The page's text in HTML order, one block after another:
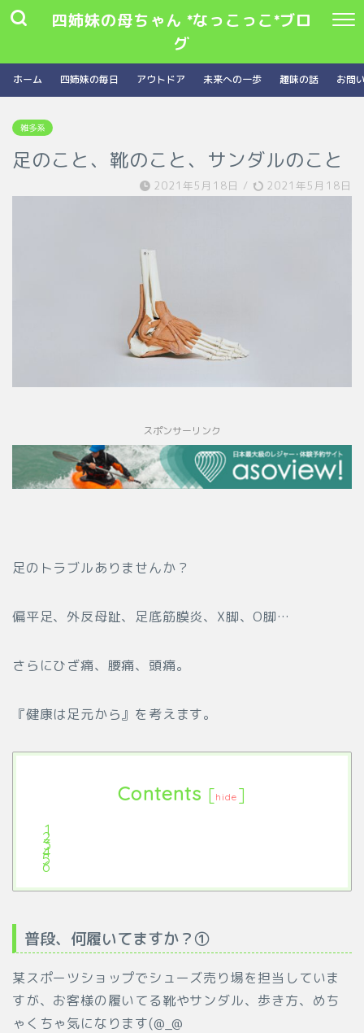
四姉妹の母ちゃん *なっこっこ*ブロ
グ
ホーム 四姉妹の毎日 アウトドア 未来への一歩 趣味の話 お問
雑多系
足のこと、靴のこと、サンダルのこと
2021年5月18日 / 2021年5月18日
スポンサーリンク
足のトラブルありませんか？
偏平足、外反母趾、足底筋膜炎、X脚、O脚…
さらにひざ痛、腰痛、頭痛。
『健康は足元から』を考えます。
Contents [hide ]
普段、何履いてますか？①
某スポーツショップでシューズ売り場を担当していま
すが、お客様の履いてる靴やサンダル、歩き方、めち
ゃくちゃ気になります(@_@